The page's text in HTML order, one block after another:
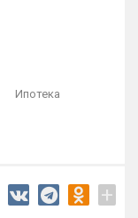
Ипотека
+